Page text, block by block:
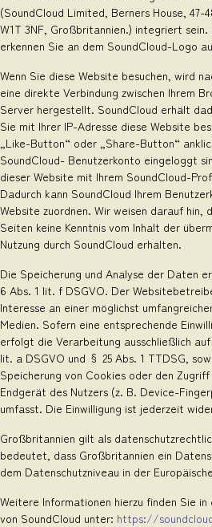
(SoundCloud Limited, Berners House,
W1T 3NF, Großbritannien.) integriert sein.
erkennen Sie an dem SoundCloud-Logo
Wenn Sie diese Website besuchen, wird
eine direkte Verbindung zwischen Ihrem
Server hergestellt. SoundCloud erhält
Sie mit Ihrer IP-Adresse diese Website
„Like-Button“ oder „Share-Button“
SoundCloud- Benutzerkonto eingeloggt
dieser Website mit Ihrem SoundCloud-
Dadurch kann SoundCloud Ihrem
Website zuordnen. Wir weisen darauf hin,
Seiten keine Kenntnis vom Inhalt der
Nutzung durch SoundCloud erhalten.
Die Speicherung und Analyse der Daten
6 Abs. 1 lit. f DSGVO. Der
Interesse an einer möglichst
Medien. Sofern eine entsprechende
erfolgt die Verarbeitung ausschließlich
lit. a DSGVO und § 25 Abs. 1 TTDSG,
Speicherung von Cookies oder den
Endgerät des Nutzers (z. B. Device-
umfasst. Die Einwilligung ist jederzeit
Großbritannien gilt als
bedeutet, dass Großbritannien ein
dem Datenschutzniveau in der
Weitere Informationen hierzu finden Sie
von SoundCloud unter: https://